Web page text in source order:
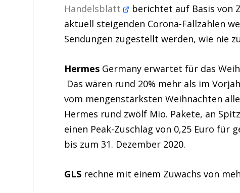
Handelsblatt
berichtet auf Basis von
aktuell steigenden Corona-Fallzahlen
Sendungen zugestellt werden, wie nie
Hermes Germany erwartet für das
Das wären rund 20% mehr als im
vom mengenstärksten Weihnachten
Hermes rund zwölf Mio. Pakete, an
einen Peak-Zuschlag von 0,25 Euro
bis zum 31. Dezember 2020.
GLS rechne mit einem Zuwachs von